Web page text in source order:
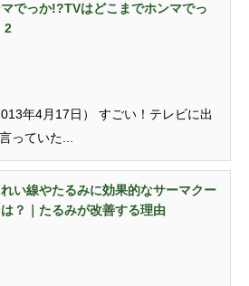
でっか!?TVはどこまでホンマでっ
2
年4月17日） すごい！テレビに出
っていた...
い線やたるみに効果的なサーマクー
？｜たるみが改善する理由